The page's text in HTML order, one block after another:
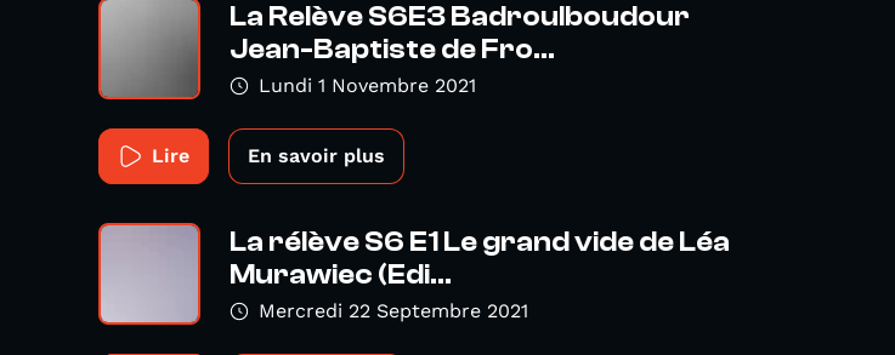
La Relève S6E3 Badroulboudour
Jean-Baptiste de Fro...
Lundi 1 Novembre 2021
Lire En savoir plus
La rélève S6 E1 Le grand vide de Léa
Murawiec (Edi...
Mercredi 22 Septembre 2021